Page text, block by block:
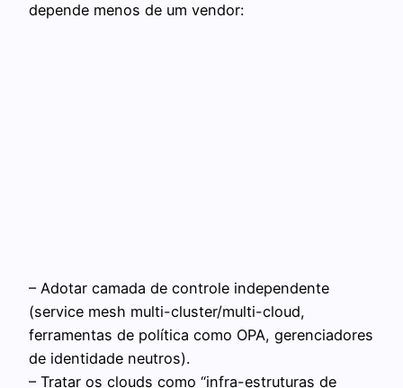
depende menos de um vendor:
– Adotar camada de controle independente
(service mesh multi-cluster/multi-cloud,
ferramentas de política como OPA, gerenciadores
de identidade neutros).
– Tratar os clouds como “infra-estruturas de